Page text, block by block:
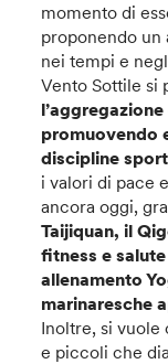
momento di
proponendo
nei tempi e
Vento Sottile si
promuovendo
discipline
i valori di pace
ancora oggi,
Taijiquan, il
fitness e
allenamento
marinaresche
Inoltre, si vuole
e piccoli che